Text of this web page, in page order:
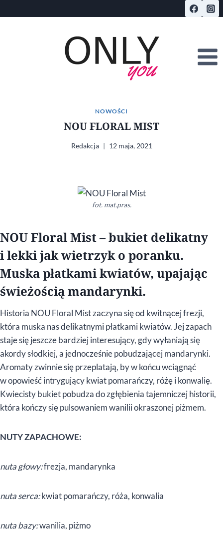
do
NOWOŚCI
NOU FLORAL MIST
Redakcja 12 maja, 2021
fot. mat.pras.
NOU Floral Mist – bukiet delikatny
i lekki jak wietrzyk o poranku.
Muska płatkami kwiatów, upajając
świeżością mandarynki.
Historia NOU Floral Mist zaczyna się od kwitnącej frezji,
która muska nas delikatnymi płatkami kwiatów. Jej zapach
staje się jeszcze bardziej interesujący, gdy wyłaniają się
akordy słodkiej, a jednocześnie pobudzającej mandarynki.
Aromaty zwinnie się przeplatają, by w końcu wciągnąć
w opowieść intrygujący kwiat pomarańczy, różę i konwalię.
Kwiecisty bukiet pobudza do zgłębienia tajemniczej historii,
która kończy się pulsowaniem wanilii okraszonej piżmem.
NUTY ZAPACHOWE:
nuta głowy:frezja, mandarynka
nuta serca:kwiat pomarańczy, róża, konwalia
nuta bazy:wanilia, piżmo